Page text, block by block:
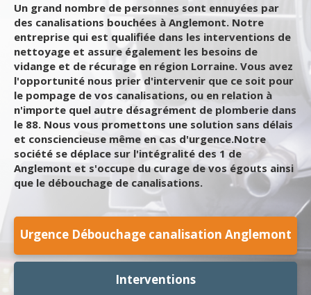
Un grand nombre de personnes sont ennuyées par
des canalisations bouchées à Anglemont. Notre
entreprise qui est qualifiée dans les interventions de
nettoyage et assure également les besoins de
vidange et de récurage en région Lorraine. Vous avez
l'opportunité nous prier d'intervenir que ce soit pour
le pompage de vos canalisations, ou en relation à
n'importe quel autre désagrément de plomberie dans
le 88. Nous vous promettons une solution sans délais
et consciencieuse même en cas d'urgence.Notre
société se déplace sur l'intégralité des 1 de
Anglemont et s'occupe du curage de vos égouts ainsi
que le débouchage de canalisations.
Urgence Débouchage canalisation Anglemont
Interventions